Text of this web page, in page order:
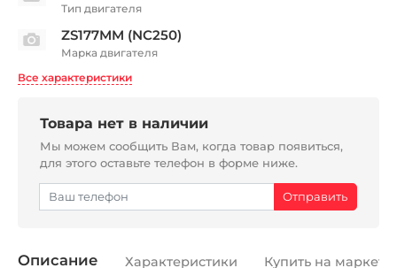
Тип двигателя
ZS177MM (NC250)
Марка двигателя
Все характеристики
Товара нет в наличии
Мы можем сообщить Вам, когда товар появиться,
для этого оставьте телефон в форме ниже.
Описание Характеристики Купить на